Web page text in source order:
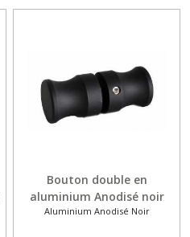
Bouton double en
aluminium Anodisé noir
pour portes 10 et 13 mm
Aluminium Anodisé Noir